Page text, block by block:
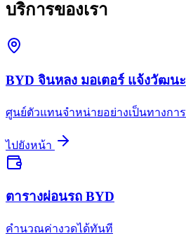
บริการของเรา
BYD จินหลง มอเตอร์ แจ้งวัฒนะ
ศูนย์ตัวแทนจำหน่ายอย่างเป็นทางการ
ไปยังหน้า
ตารางผ่อนรถ BYD
คำนวณค่างวดได้ทันที